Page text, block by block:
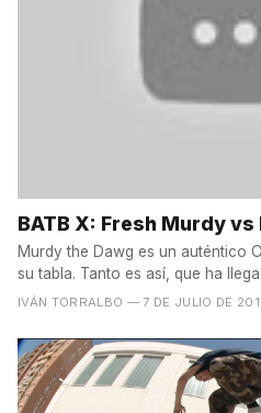
BATB X: Fresh Murdy
Murdy the Dawg es un auténtico
su tabla. Tanto es así, que ha
IVÁN TORRALBO — 7 DE JULIO DE